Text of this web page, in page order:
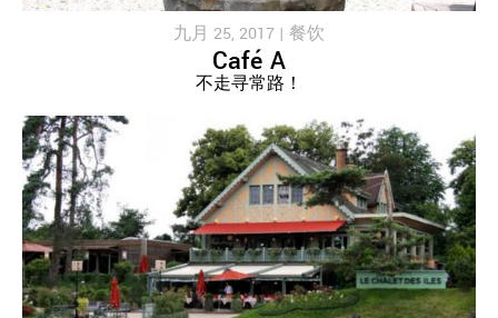
九月 25, 2017 | 餐饮
Café A
不走寻常路！